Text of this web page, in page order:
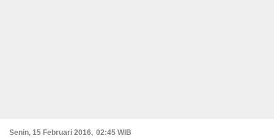
Senin, 15 Februari 2016 02:45 WIB